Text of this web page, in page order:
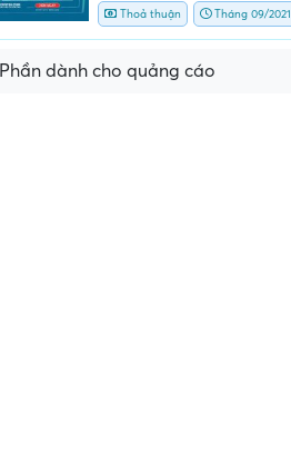
Thoả thuận Tháng 09/2021
Phần dành cho quảng cáo